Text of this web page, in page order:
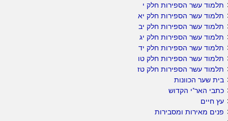
תלמוד עשר הספירות חלק י
תלמוד עשר הספירות חלק יא
תלמוד עשר הספירות חלק יב
תלמוד עשר הספירות חלק יג
תלמוד עשר הספירות חלק יד
תלמוד עשר הספירות חלק טו
תלמוד עשר הספירות חלק טז
בית שער הכוונות
כתבי האר"י הקדוש
עץ חיים
פנים מאירות ומסבירות